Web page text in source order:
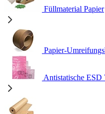
Füllmaterial Papier
Papier-
Antistatische ESD